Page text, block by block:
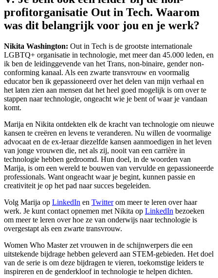
profitorganisatie Out in Tech. Waarom
was dit belangrijk voor jou en je werk?
Nikita Washington: Out in Tech is de grootste internationale
LGBTQ+ organisatie in technologie, met meer dan 45.000 leden, en
ik ben de leidinggevende van het Trans, non-binaire, gender non-
conforming kanaal. Als een zwarte transvrouw en voormalig
educator ben ik gepassioneerd over het delen van mijn verhaal en
het laten zien aan mensen dat het heel goed mogelijk is om over te
stappen naar technologie, ongeacht wie je bent of waar je vandaan
komt.
Marija en Nikita ontdekten elk de kracht van technologie om nieuwe
kansen te creëren en levens te veranderen. Nu willen de voormalige
advocaat en de ex-leraar diezelfde kansen aanmoedigen in het leven
van jonge vrouwen die, net als zij, nooit van een carrière in
technologie hebben gedroomd. Hun doel, in de woorden van
Marija, is om een wereld te bouwen van vervulde en gepassioneerde
professionals. Want ongeacht waar je begint, kunnen passie en
creativiteit je op het pad naar succes begeleiden.
Volg Marija op LinkedIn en Twitterom meer te leren over haar
werk. Je kunt contact opnemen met Nikita op LinkedIn bezoeken
om meer te leren over hoe ze van onderwijs naar technologie is
overgestapt als een zwarte transvrouw.
Women Who Master zet vrouwen in de schijnwerpers die een
uitstekende bijdrage hebben geleverd aan STEM-gebieden. Het doel
van de serie is om deze bijdragen te vieren, toekomstige leiders te
inspireren en de genderkloof in technologie te helpen dichten.